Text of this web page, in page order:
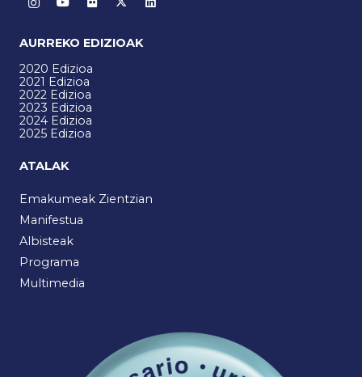
AURREKO EDIZIOAK
2020 Edizioa
2021 Edizioa
2022 Edizioa
2023 Edizioa
2024 Edizioa
2025 Edizioa
ATALAK
Emakumeak Zientzian
Manifestua
Albisteak
Programa
Multimedia